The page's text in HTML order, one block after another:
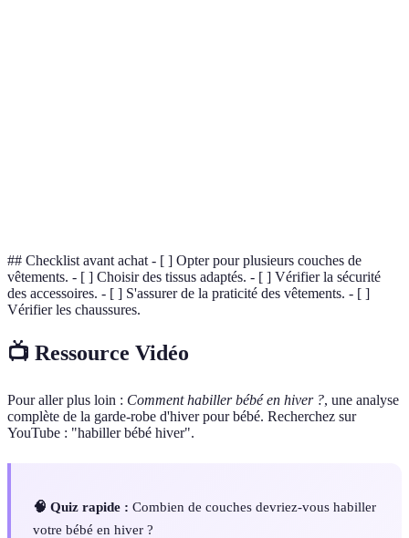
## Checklist avant achat - [ ] Opter pour plusieurs couches de
vêtements. - [ ] Choisir des tissus adaptés. - [ ] Vérifier la sécurité
des accessoires. - [ ] S'assurer de la praticité des vêtements. - [ ]
Vérifier les chaussures.
📺 Ressource Vidéo
Pour aller plus loin : Comment habiller bébé en hiver ?, une analyse
complète de la garde-robe d'hiver pour bébé. Recherchez sur
YouTube : "habiller bébé hiver".
🧠 Quiz rapide : Combien de couches devriez-vous habiller
votre bébé en hiver ?